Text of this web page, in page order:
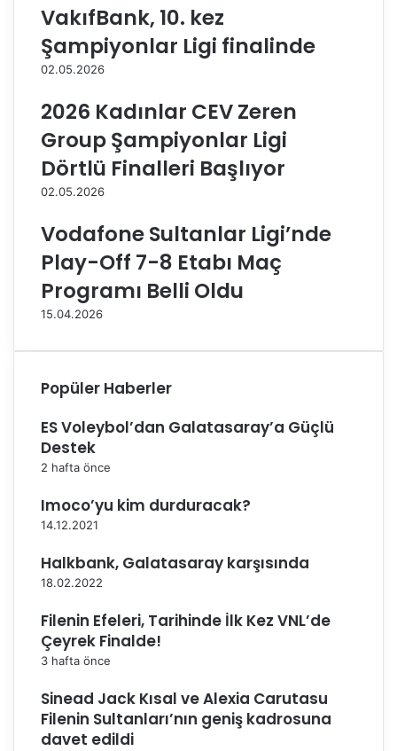
l
a
r
L
g
i
m
e
s
a
s
n
e
r
a
m
o
n
a
i
i
'
l
l
ı
z
”
VakıfBank, 10. kez
Şampiyonlar Ligi finalinde
02.05.2026
2026 Kadınlar CEV Zeren
Group Şampiyonlar Ligi
Dörtlü Finalleri Başlıyor
02.05.2026
Vodafone Sultanlar Ligi’nde
Play-Off 7-8 Etabı Maç
Programı Belli Oldu
15.04.2026
Popüler Haberler
ES Voleybol’dan Galatasaray’a Güçlü
Destek
2 hafta önce
Imoco’yu kim durduracak?
14.12.2021
Halkbank, Galatasaray karşısında
18.02.2022
Filenin Efeleri, Tarihinde İlk Kez VNL’de
Çeyrek Finalde!
3 hafta önce
Sinead Jack Kısal ve Alexia Carutasu
Filenin Sultanları’nın geniş kadrosuna
davet edildi